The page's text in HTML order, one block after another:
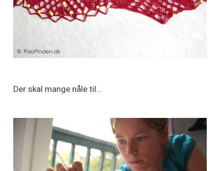
Der skal mange nåle til...